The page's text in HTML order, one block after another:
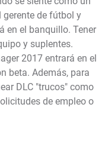
gerente de fútbol y
en el banquillo. Tener
y suplentes.
2017 entrará en el
beta. Además, para
DLC "trucos" como
de empleo o